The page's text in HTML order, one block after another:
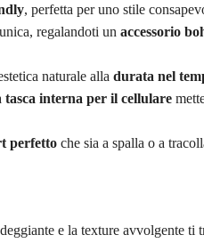
, perfetta per uno stile
regalandoti un accessorio
naturale alla durata nel
tasca interna per il cellulare
perfettoche sia a spalla o a
e la texture avvolgente ti